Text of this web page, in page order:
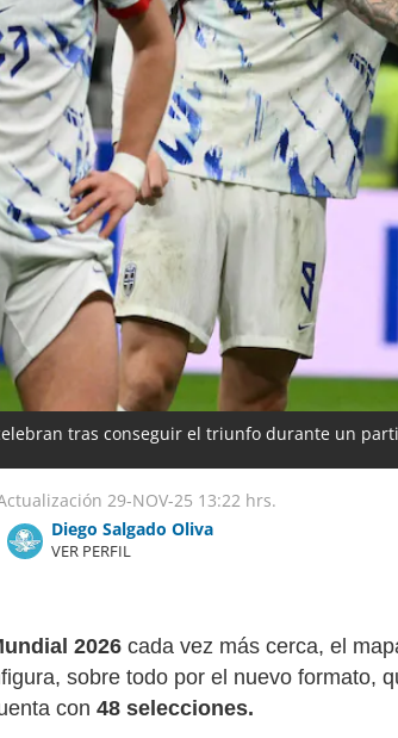
tras conseguir el triunfo durante un
29-NOV-25 13:22 hrs.
Diego Salgado Oliva
VER PERFIL
2026 cada vez más cerca, el
sobre todo por el nuevo formato,
con 48 selecciones.